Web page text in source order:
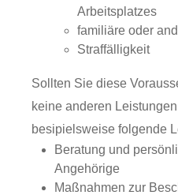
Arbeitsplatzes
familiäre oder
Straffälligkeit
Sollten Sie diese
keine anderen
besipielsweise folgende
Beratung und
Angehörige
Maßnahmen zur